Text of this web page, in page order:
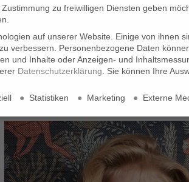
für die
zu freiwilligen Diensten geben
auf unserer Website. Einige von ihnen
verbessern.
Personenbezogene Daten
und Inhalte oder Anzeigen- und
Datenschutzerklärung Sie können Ihre
Statistiken Marketing Externe
geben möchten, müssen Sie Ihre
Einige von ihnen sind essenziell, während
Anzeigen und Inhalte oder Anzeigen-